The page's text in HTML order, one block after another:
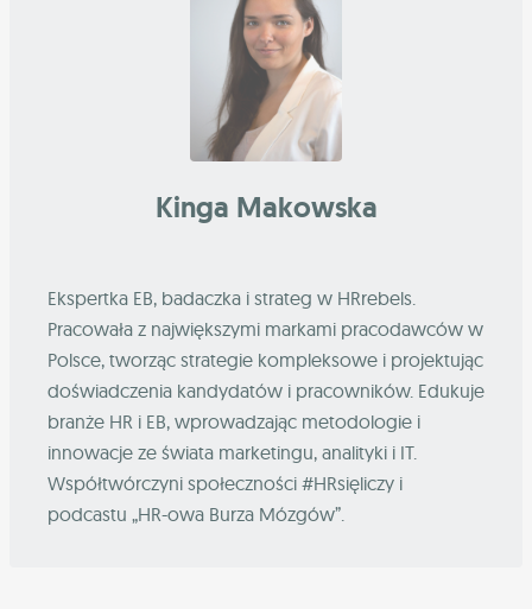
Kinga Makowska
Ekspertka EB, badaczka i strateg w HRrebels.
Pracowała z największymi markami pracodawców w
Polsce, tworząc strategie kompleksowe i projektując
doświadczenia kandydatów i pracowników. Edukuje
branże HR i EB, wprowadzając metodologie i
innowacje ze świata marketingu, analityki i IT.
Współtwórczyni społeczności #HRsięliczy i
podcastu „HR-owa Burza Mózgów”.